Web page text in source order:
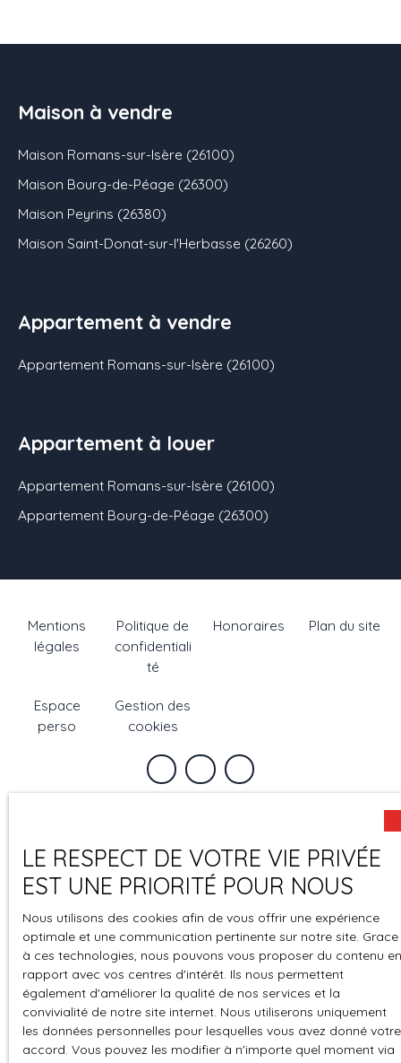
Maison à vendre
Maison Romans-sur-Isère (26100)
Maison Bourg-de-Péage (26300)
Maison Peyrins (26380)
Maison Saint-Donat-sur-l'Herbasse (26260)
Appartement à vendre
Appartement Romans-sur-Isère (26100)
Appartement à louer
Appartement Romans-sur-Isère (26100)
Appartement Bourg-de-Péage (26300)
Mentions
légales
Politique de
confidentiali
té
Honoraires Plan du site
Espace
perso
Gestion des
cookies
LE RESPECT DE VOTRE VIE PRIVÉE
EST UNE PRIORITÉ POUR NOUS
Nous utilisons des cookies afin de vous offrir une expérience
optimale et une communication pertinente sur notre site. Grace
à ces technologies, nous pouvons vous proposer du contenu en
rapport avec vos centres d'intérêt. Ils nous permettent
également d'améliorer la qualité de nos services et la
convivialité de notre site internet. Nous utiliserons uniquement
les données personnelles pour lesquelles vous avez donné votre
accord. Vous pouvez les modifier à n'importe quel moment via